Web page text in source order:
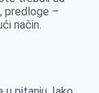
predloge –
način.